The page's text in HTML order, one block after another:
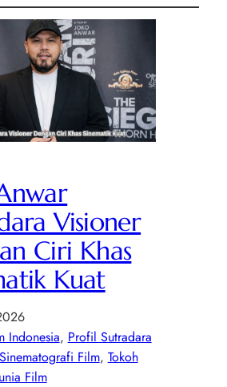
Visioner
Ciri Khas
Kuat
Indonesia, Profil Sutradara
Sinematografi Film, Tokoh
Film